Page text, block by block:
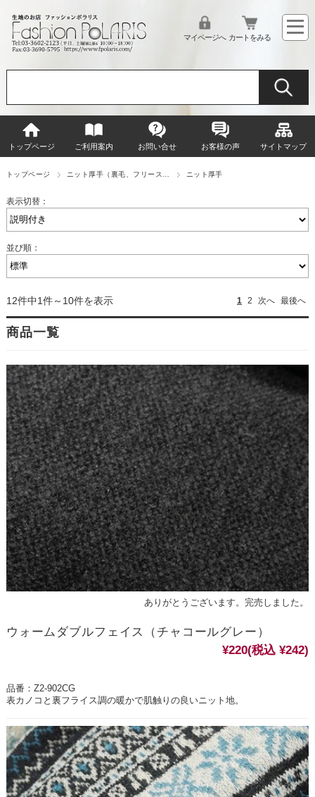
マイページへ カートをみる
トップページ ご利用案内 お問い合せ お客様の声 サイトマップ
トップページ ニット厚手（裏毛、フリース… ニット厚手
表示切替：
並び順：
12件中1件～10件を表示 1 2 次へ 最後へ
商品一覧
ありがとうございます。完売しました。
ウォームダブルフェイス（チャコールグレー）
¥220(税込 ¥242)
品番：Z2-902CG
表カノコと裏フライス調の暖かで肌触りの良いニット地。